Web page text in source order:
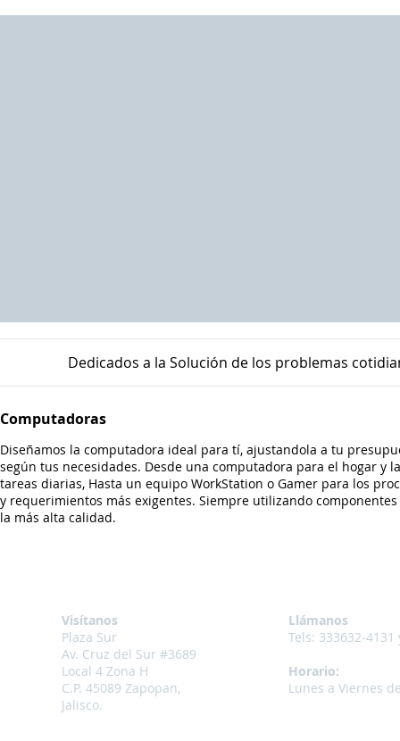
Dedicados a la Solución de los problemas
Computadoras
Diseñamos la computadora ideal para tí, ajustandola a tu
según tus necesidades. Desde una computadora para el hogar y
tareas diarias, Hasta un equipo WorkStation o Gamer para los
y requerimientos más exigentes. Siempre utilizando
la más alta calidad.
Visítanos
Plaza Sur
Av. Cruz del Sur #3689
Local 4 Zona H
C.P. 45089 Zapopan,
Jalisco.
Llámanos
Tels: 333632-4131
Horario:
Lunes a Viernes